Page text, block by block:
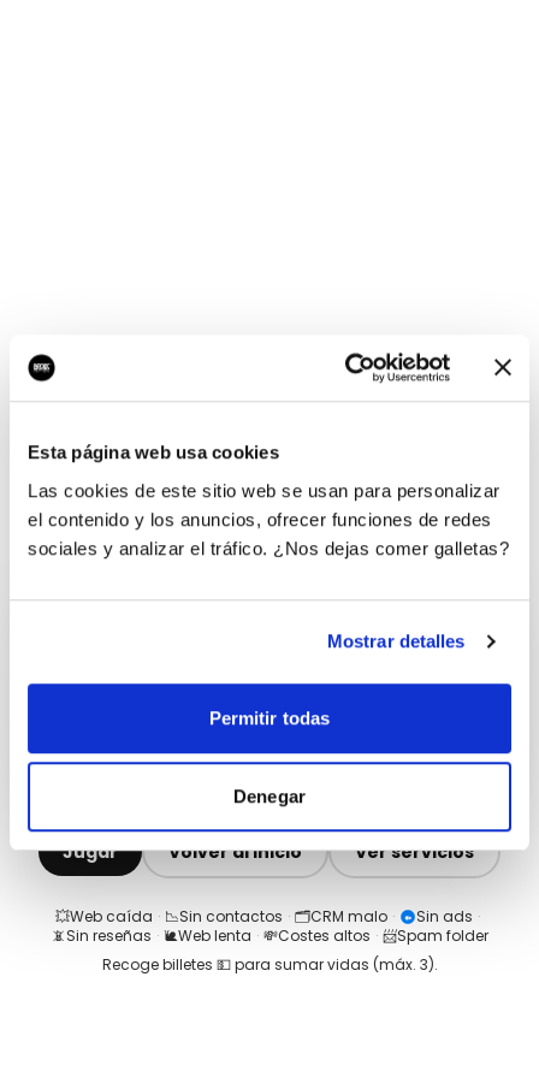
Esta página web usa cookies
Las cookies de este sitio web se usan para personalizar
el contenido y los anuncios, ofrecer funciones de redes
sociales y analizar el tráfico. ¿Nos dejas comer galletas?
Mostrar detalles
Permitir todas
Denegar
¡Ups, no hay nada por
aquí!
¿Quieres jugar al juego del empresario?
Jugar Volver al inicio Ver servicios
💥Web caída · 📉Sin contactos · 🗂️CRM malo · Sin ads ·
📵Sin reseñas · 🐌Web lenta · 💸Costes altos · 📨Spam folder
Recoge billetes 💵 para sumar vidas (máx. 3).